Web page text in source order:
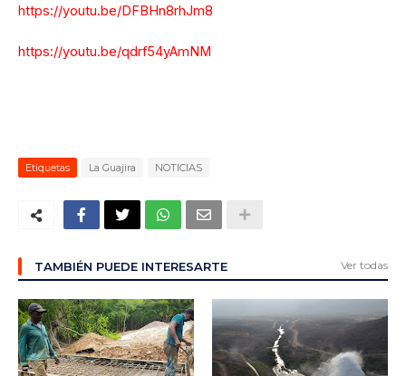
https://youtu.be/DFBHn8rhJm8
https://youtu.be/qdrf54yAmNM
Etiquetas La Guajira NOTICIAS
TAMBIÉN PUEDE INTERESARTE Ver todas